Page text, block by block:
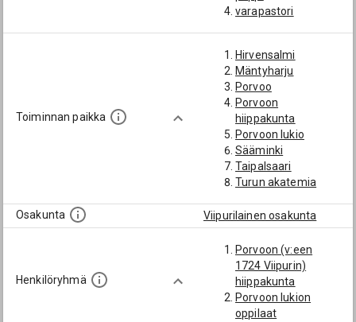
varapastori
Toiminnan paikka
Hirvensalmi
Mäntyharju
Porvoo
Porvoon
hiippakunta
Porvoon lukio
Sääminki
Taipalsaari
Turun akatemia
Osakunta Viipurilainen osakunta
Henkilöryhmä
Porvoon (v:een
1724 Viipurin)
hiippakunta
Porvoon lukion
oppilaat